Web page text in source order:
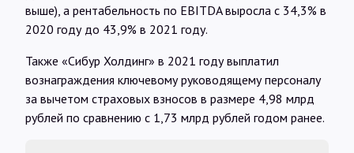
выше), а рентабельность по EBITDA выросла с 34,3% в
2020 году до 43,9% в 2021 году.
Также «Сибур Холдинг» в 2021 году выплатил
вознаграждения ключевому руководящему персоналу
за вычетом страховых взносов в размере 4,98 млрд
рублей по сравнению с 1,73 млрд рублей годом ранее.